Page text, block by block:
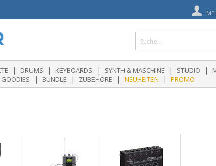
| DRUMS | KEYBOARDS | SYNTH & MASCHINE | STUDIO |
GOODIES | BUNDLE | ZUBEHÖRE | NEUHEITEN | PROMO